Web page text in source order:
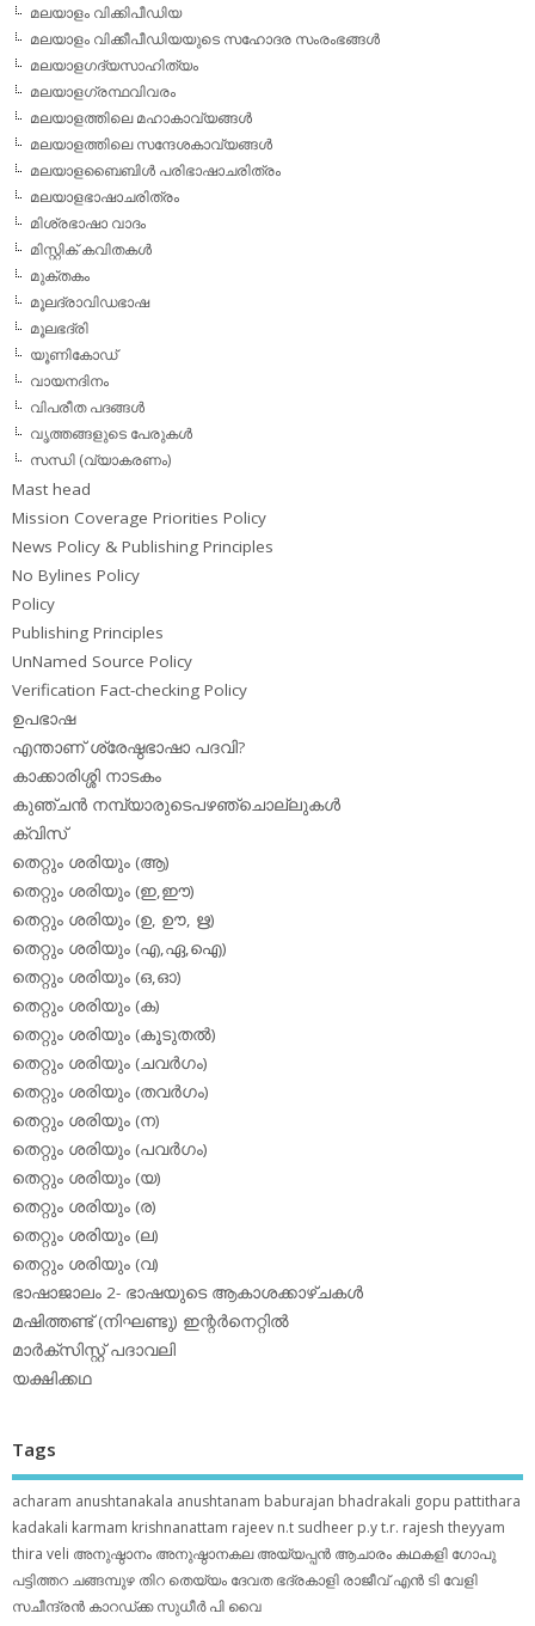
മലയാളം വിക്കിപീഡിയ
മലയാളം വിക്കീപീഡിയയുടെ സഹോദര സംരംഭങ്ങള്‍
മലയാളഗദ്യസാഹിത്യം
മലയാളഗ്രന്ഥവിവരം
മലയാളത്തിലെ മഹാകാവ്യങ്ങള്‍
മലയാളത്തിലെ സന്ദേശകാവ്യങ്ങള്‍
മലയാളബൈബിള്‍ പരിഭാഷാചരിത്രം
മലയാളഭാഷാചരിത്രം
മിശ്രഭാഷാ വാദം
മിസ്റ്റിക് കവിതകള്‍
മുക്തകം
മൂലദ്രാവിഡഭാഷ
മൂലഭദ്രി
യൂണികോഡ്
വായനദിനം
വിപരീത പദങ്ങള്‍
വൃത്തങ്ങളുടെ പേരുകള്‍
സന്ധി (വ്യാകരണം)
Mast head
Mission Coverage Priorities Policy
News Policy & Publishing Principles
No Bylines Policy
Policy
Publishing Principles
UnNamed Source Policy
Verification Fact-checking Policy
ഉപഭാഷ
എന്താണ് ശ്രേഷ്ഠഭാഷാ പദവി?
കാക്കാരിശ്ശി നാടകം
കുഞ്ചന്‍ നമ്പ്യാരുടെപഴഞ്ചൊല്ലുകള്‍
ക്വിസ്
തെറ്റും ശരിയും (ആ)
തെറ്റും ശരിയും (ഇ,ഈ)
തെറ്റും ശരിയും (ഉ, ഊ, ഋ)
തെറ്റും ശരിയും (എ,ഏ,ഐ)
തെറ്റും ശരിയും (ഒ,ഓ)
തെറ്റും ശരിയും (ക)
തെറ്റും ശരിയും (കൂടുതല്‍)
തെറ്റും ശരിയും (ചവര്‍ഗം)
തെറ്റും ശരിയും (തവര്‍ഗം)
തെറ്റും ശരിയും (ന)
തെറ്റും ശരിയും (പവര്‍ഗം)
തെറ്റും ശരിയും (യ)
തെറ്റും ശരിയും (ര)
തെറ്റും ശരിയും (ല)
തെറ്റും ശരിയും (വ)
ഭാഷാജാലം 2- ഭാഷയുടെ ആകാശക്കാഴ്ചകള്‍
മഷിത്തണ്ട് (നിഘണ്ടു) ഇന്റര്‍നെറ്റില്‍
മാര്‍ക്‌സിസ്റ്റ് പദാവലി
യക്ഷിക്കഥ
Tags
acharam anushtanakala anushtanam baburajan bhadrakali gopu pattithara
kadakali karmam krishnanattam rajeev n.t sudheer p.yt.r. rajesh theyyam
thira veli അനുഷ്ഠാനം അനുഷ്ഠാനകല അയ്യപ്പന്‍ ആചാരം കഥകളി ഗോപു
പട്ടിത്തറ ചങ്ങമ്പുഴ തിറ തെയ്യം ദേവത ഭദ്രകാളി രാജീവ് എൻ ടി വേളി
സചീന്ദ്രന്‍ കാറഡ്ക്ക സുധീര്‍ പി വൈ